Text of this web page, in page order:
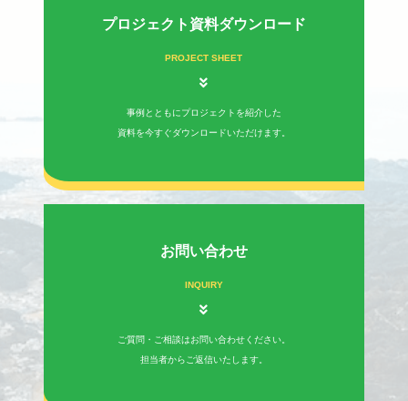
プロジェクト資料ダウンロード
PROJECT SHEET
事例とともにプロジェクトを紹介した
資料を今すぐダウンロードいただけます。
お問い合わせ
INQUIRY
ご質問・ご相談はお問い合わせください。
担当者からご返信いたします。